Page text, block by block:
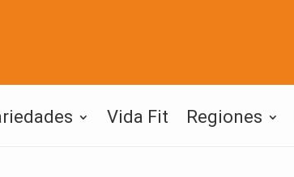
Vida Fit Regiones